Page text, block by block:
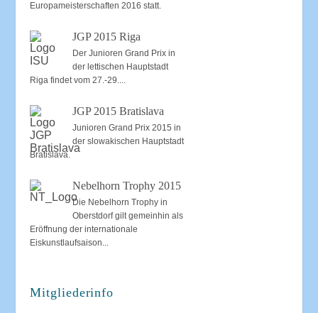
Europameisterschaften 2016 statt.
JGP 2015 Riga
Der Junioren Grand Prix in
der lettischen Hauptstadt
Riga findet vom 27.-29....
JGP 2015 Bratislava
Junioren Grand Prix 2015 in
der slowakischen Hauptstadt
Bratislava.
Nebelhorn Trophy 2015
Die Nebelhorn Trophy in
Oberstdorf gilt gemeinhin als
Eröffnung der internationale
Eiskunstlaufsaison...
Mitgliederinfo